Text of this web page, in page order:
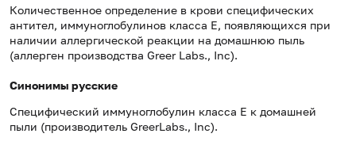
Количественное определение в крови специфических
антител, иммуноглобулинов класса E, появляющихся при
наличии аллергической реакции на домашнюю пыль
(аллерген производства Greer Labs., Inc).
Синонимы русские
Специфический иммуноглобулин класса Е к домашней
пыли (производитель GreerLabs., Inc).